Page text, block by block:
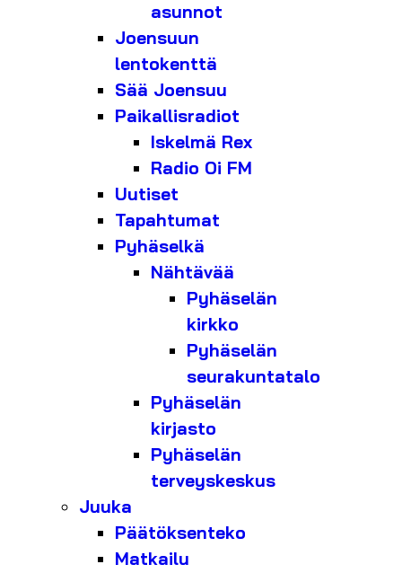
asunnot
Joensuun
lentokenttä
Sää Joensuu
Paikallisradiot
Iskelmä Rex
Radio Oi FM
Uutiset
Tapahtumat
Pyhäselkä
Nähtävää
Pyhäselän
kirkko
Pyhäselän
seurakuntatalo
Pyhäselän
kirjasto
Pyhäselän
terveyskeskus
Juuka
Päätöksenteko
Matkailu